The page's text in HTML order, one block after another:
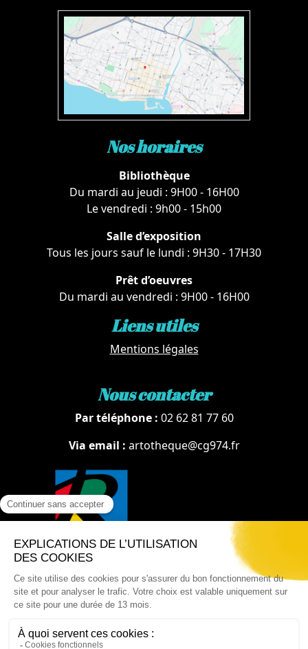
Nos horaires
Bibliothèque
Du mardi au jeudi : 9H00 - 16H00
Le vendredi : 9h00 - 15h00
Salle d’exposition
Tous les jours sauf le lundi : 9H30 - 17H30
Prêt d’oeuvres
Du mardi au vendredi : 9H00 - 16H00
Liens utiles
Mentions légales
Nous contacter
Par téléphone : 02 62 81 77 60
Via email : artotheque@cg974.fr